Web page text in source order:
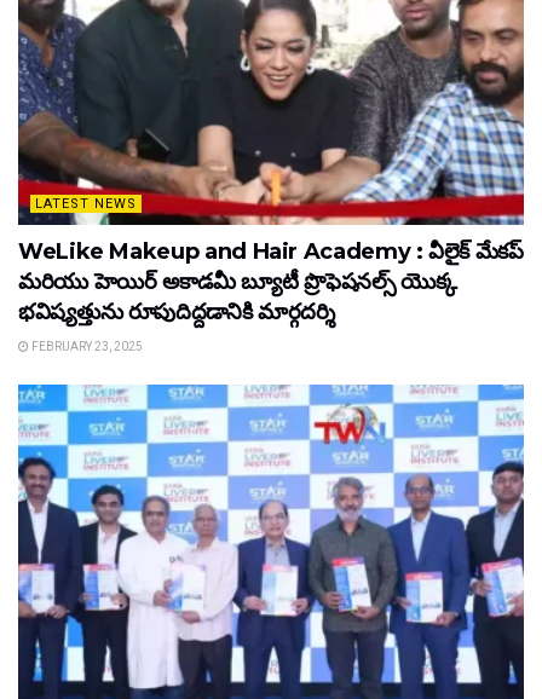
LATEST NEWS
WeLike Makeup and Hair Academy : వీలైక్ మేకప్
మరియు హెయిర్ అకాడమీ బ్యూటీ ప్రొఫెషనల్స్ యొక్క
భవిష్యత్తును రూపుదిద్దడానికి మార్గదర్శి
FEBRUARY 23, 2025